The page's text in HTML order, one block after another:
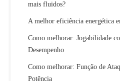
mais fluidos?
A melhor eficiência energética
Como melhorar: Jogabilidade
Desempenho
Como melhorar: Função de
Potência